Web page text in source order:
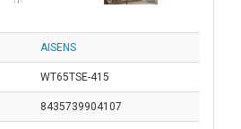
AISENS
WT65TSE-415
8435739904107